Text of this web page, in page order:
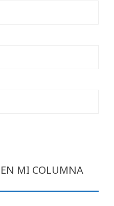
EN MI COLUMNA